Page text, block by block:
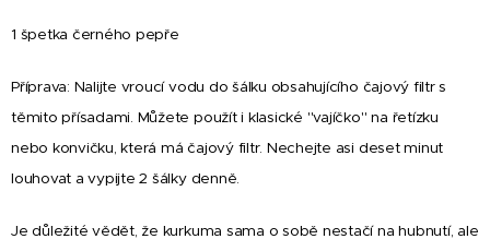
1 špetka černého pepře
Příprava: Nalijte vroucí vodu do šálku obsahujícího čajový filtr s
těmito přísadami. Můžete použít i klasické "vajíčko" na řetízku
nebo konvičku, která má čajový filtr. Nechejte asi deset minut
louhovat a vypijte 2 šálky denně.
Je důležité vědět, že kurkuma sama o sobě nestačí na hubnutí, ale